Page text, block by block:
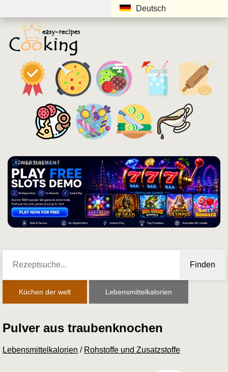
Deutsch
ADVERTISEMENT
Finden
Küchen der welt Lebensmittelkalorien
Pulver aus traubenknochen
Lebensmittelkalorien / Rohstoffe und Zusatzstoffe